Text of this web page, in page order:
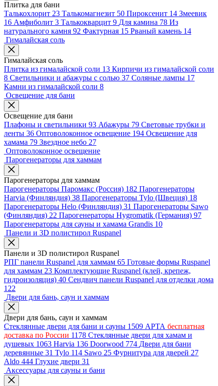
Плитка для бани
Талькохлорит 23 Талькомагнезит 50 Пироксенит 14 Змеевик
16 Амфиболит 3 Талькокварцит 9 Для камина 78 Из
натурального камня 92 Фактурная 15 Рваный камень 14
Гималайская соль
Гималайская соль
Плитка из гималайской соли 13 Кирпичи из гималайской соли
8 Светильники и абажуры с солью 37 Соляные лампы 17
Камни из гималайской соли 8
Освещение для бани
Освещение для бани
Плафоны и светильники 93 Абажуры 79 Световые трубки и
ленты 36 Оптоволоконное освещение 194 Освещение для
хамама 79 Звездное небо 27
Оптоволоконное освещение
Парогенераторы для хаммам
Парогенераторы для хаммам
Парогенераторы Паромакс (Россия) 182 Парогенераторы
Harvia (Финляндия) 38 Парогенераторы Tylo (Швеция) 18
Парогенераторы Helo (Финляндия) 31 Парогенераторы Sawo
(Финляндия) 22 Парогенераторы Hygromatik (Германия) 97
Парогенераторы для сауны и хамама Grandis 10
Панели и 3D полистирол Ruspanel
Панели и 3D полистирол Ruspanel
РПГ панели Ruspanel для хаммам 65 Готовые формы Ruspanel
для хаммам 23 Комплектующие Ruspanel (клей, крепеж,
гидроизоляция) 40 Сендвич панели Ruspanel для отделки дома
122
Двери для бань, саун и хаммам
Двери для бань, саун и хаммам
Стеклянные двери для бани и сауны 1509 АРТА бесплатная
доставка по России 1178 Стеклянные двери для хамам и
душевых 1063 Harvia 136 Doorwood 774 Двери для бани
деревянные 31 Tylo 114 Sawo 25 Фурнитура для дверей 27
Aldo 444 Глухие двери 31
Аксессуары для сауны и бани